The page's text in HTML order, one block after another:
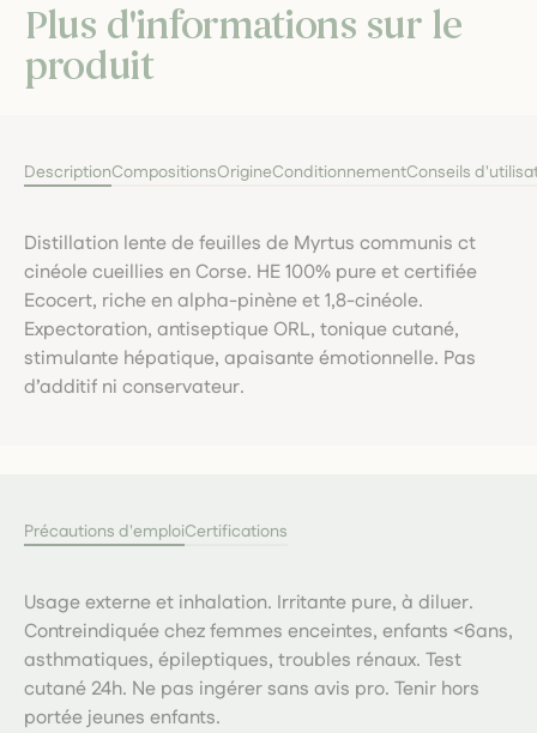
Plus d'informations sur le
produit
DescriptionCompositionsOrigineConditionnementConseils
Distillation lente de feuilles de Myrtus communis ct
cinéole cueillies en Corse. HE 100% pure et certifiée
Ecocert, riche en alpha-pinène et 1,8-cinéole.
Expectoration, antiseptique ORL, tonique cutané,
stimulante hépatique, apaisante émotionnelle. Pas
d’additif ni conservateur.
Précautions d'emploiCertifications
Usage externe et inhalation. Irritante pure, à diluer.
Contreindiquée chez femmes enceintes, enfants <6ans,
asthmatiques, épileptiques, troubles rénaux. Test
cutané 24h. Ne pas ingérer sans avis pro. Tenir hors
portée jeunes enfants.